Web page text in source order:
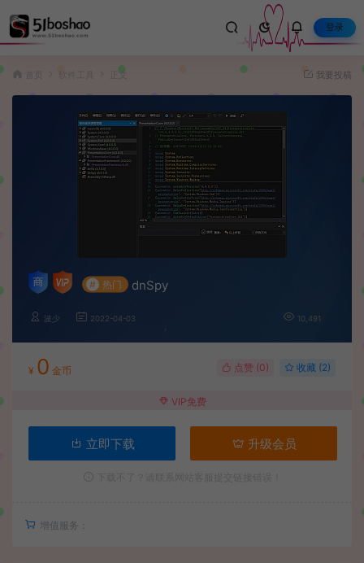
登录
软件工具 正文 我要投稿
# 热门 dnSpy
波少 2022-04-03 10,491
¥ 0 金币 点赞 (0) 收藏 (2)
VIP免费
立即下载 升级会员
增值服务：